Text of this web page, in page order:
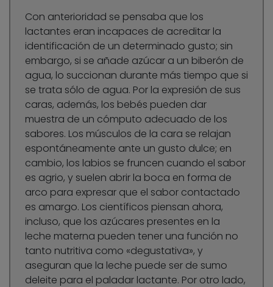
Con anterioridad se pensaba que los
lactantes eran incapaces de acreditar la
identificación de un determinado gusto; sin
embargo, si se añade azúcar a un biberón de
agua, lo succionan durante más tiempo que si
se trata sólo de agua. Por la expresión de sus
caras, además, los bebés pueden dar
muestra de un cómputo adecuado de los
sabores. Los músculos de la cara se relajan
espontáneamente ante un gusto dulce; en
cambio, los labios se fruncen cuando el sabor
es agrio, y suelen abrir la boca en forma de
arco para expresar que el sabor contactado
es amargo. Los científicos piensan ahora,
incluso, que los azúcares presentes en la
leche materna pueden tener una función no
tanto nutritiva como «degustativa», y
aseguran que la leche puede ser de sumo
deleite para el paladar lactante. Por otro lado,